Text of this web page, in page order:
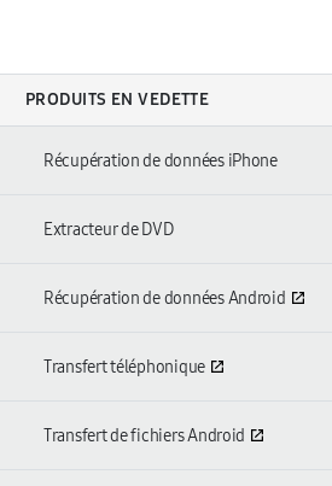
PRODUITS EN VEDETTE
Récupération de données iPhone
Extracteur de DVD
Récupération de données Android
Transfert téléphonique
Transfert de fichiers Android